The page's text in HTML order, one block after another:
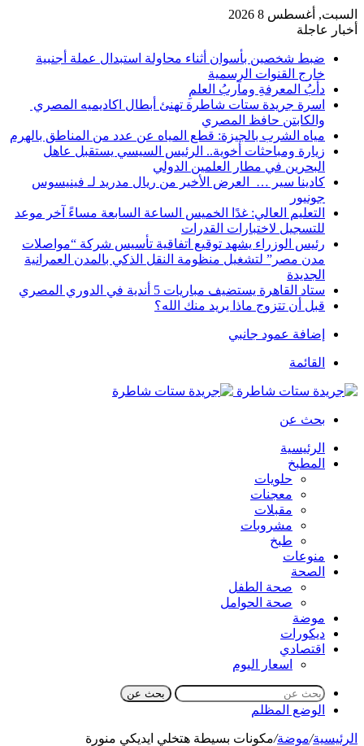
السبت, أغسطس 8 2026
أخبار عاجلة
ضبط شخصين بأسوان أثناء محاولة استبدال عملة أجنبية
خارج القنوات الرسمية
دأبُ المعرفةِ ومآربُ العلمِ
اسرة جريدة ستات شاطرة تهنئ أبطال اكاديميه المصري
والكابتن حافظ المصري
مياه الشرب بالجيزة: قطع المياه عن عدد من المناطق بالهرم
زيارة ومباحثات أخوية.. الرئيس السيسي يستقبل عاهل
البحرين في مطار العلمين الدولي
كادينا سير … العرض الأخير من ريال مدريد لـ فينيسوس
جونيور
التعليم العالي: غدًا الخميس الساعة السابعة مساءً آخر موعد
للتسجيل لاختبارات القدرات
رئيس الوزراء يشهد توقيع اتفاقية تأسيس شركة “مواصلات
مدن مصر” لتشغيل منظومة النقل الذكي بالمدن العمرانية
الجديدة
ستاد القاهرة يستضيف مباريات 5 أندية في الدوري المصري
قبل أن تتزوج ماذا يريد منك الله؟
إضافة عمود جانبي
القائمة
بحث عن
الرئيسية
المطبخ
حلويات
معجنات
مقبلات
مشروبات
طبخ
منوعات
الصحة
صحة الطفل
صحة الحوامل
موضة
ديكورات
اقتصادي
اسعار اليوم
بحث عن
الوضع المظلم
الرئيسية/موضة/مكونات بسيطة هتخلي ايديكي منورة